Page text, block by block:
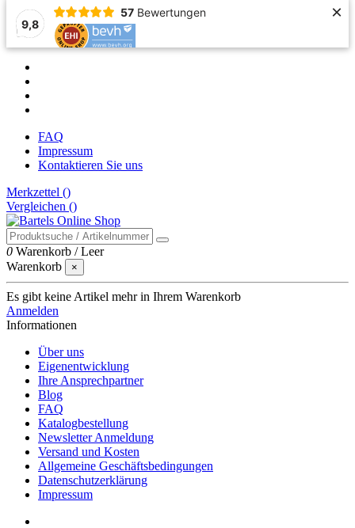
9,8
57 Bewertungen ×
FAQ
Impressum
Kontaktieren Sie uns
Merkzettel ()
Vergleichen ()
0 Warenkorb /Leer
Warenkorb
×
Es gibt keine Artikel mehr in Ihrem Warenkorb
Anmelden
Informationen
Über uns
Eigenentwicklung
Ihre Ansprechpartner
Blog
FAQ
Katalogbestellung
Newsletter Anmeldung
Versand und Kosten
Allgemeine Geschäftsbedingungen
Datenschutzerklärung
Impressum